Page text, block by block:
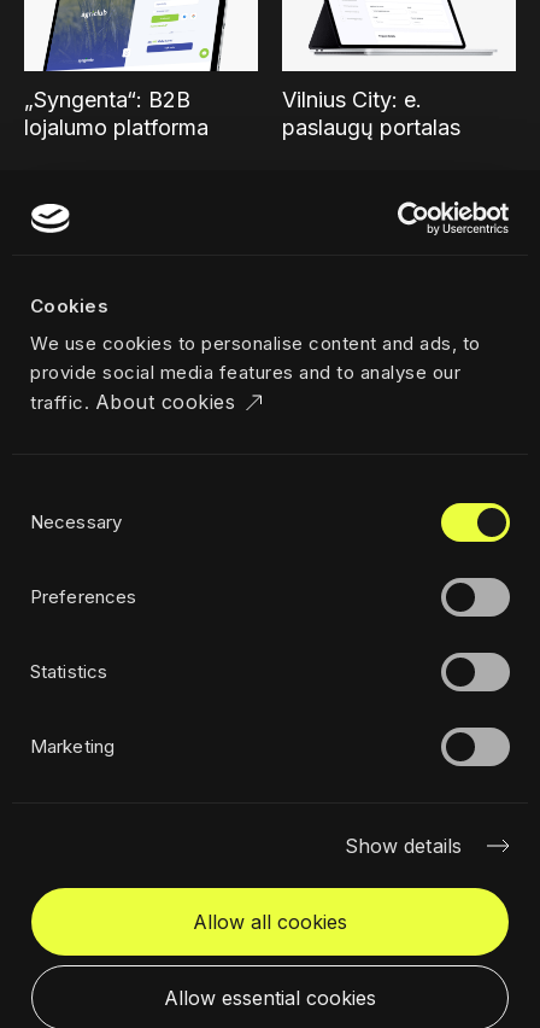
Cookies
We use cookies to personalise content and ads, to
provide social media features and to analyse our
traffic. About cookies
Selection
Necessary
Preferences
Statistics
Marketing
Show details
Allow all cookies
Allow essential cookies
„Syngenta“: B2B
lojalumo platforma
Vilnius City: e.
paslaugų portalas
„Mylimiausia“: lojalumo
mobilioji programėlė
H2auto: savitarnos
mobilioji programėlė
Privatumo politika
Tvarumo politika
Tarptautinė svetainė
Susisiekime